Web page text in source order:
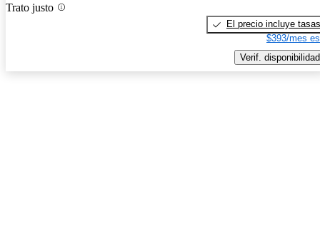
Trato justo
El precio incluye tasas
$393/mes
Verif. disponibilidad